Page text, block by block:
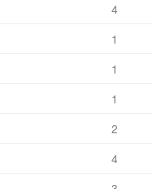
4
1
1
1
2
4